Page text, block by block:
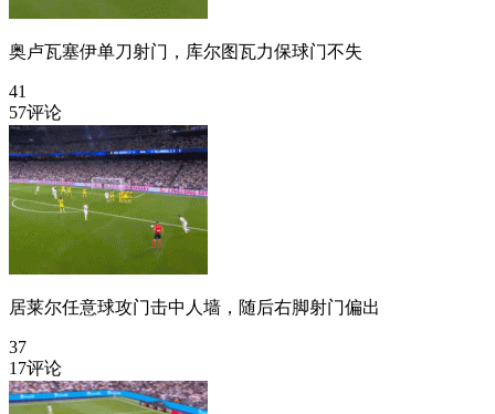
奥卢瓦塞伊单刀射门，库尔图瓦力保球门不失
41
57评论
居莱尔任意球攻门击中人墙，随后右脚射门偏出
37
17评论